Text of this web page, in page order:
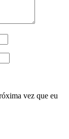
vez que eu